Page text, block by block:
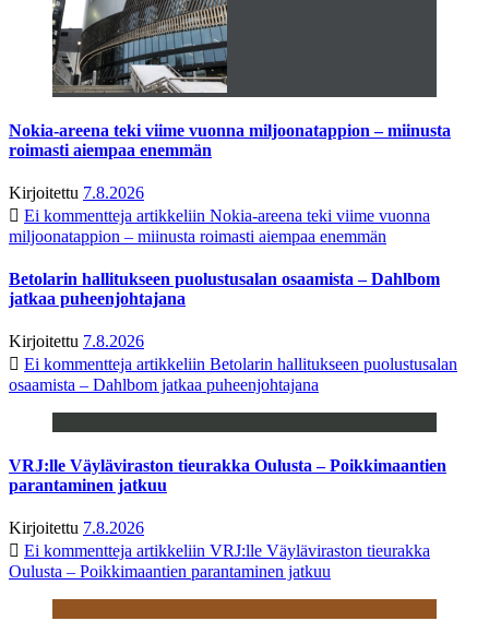
Nokia-areena teki viime vuonna miljoonatappion – miinusta
roimasti aiempaa enemmän
Kirjoitettu 7.8.2026
Ei kommentteja artikkeliin Nokia-areena teki viime vuonna
miljoonatappion – miinusta roimasti aiempaa enemmän
Betolarin hallitukseen puolustusalan osaamista – Dahlbom
jatkaa puheenjohtajana
Kirjoitettu 7.8.2026
Ei kommentteja artikkeliin Betolarin hallitukseen puolustusalan
osaamista – Dahlbom jatkaa puheenjohtajana
VRJ:lle Väyläviraston tieurakka Oulusta – Poikkimaantien
parantaminen jatkuu
Kirjoitettu 7.8.2026
Ei kommentteja artikkeliin VRJ:lle Väyläviraston tieurakka
Oulusta – Poikkimaantien parantaminen jatkuu